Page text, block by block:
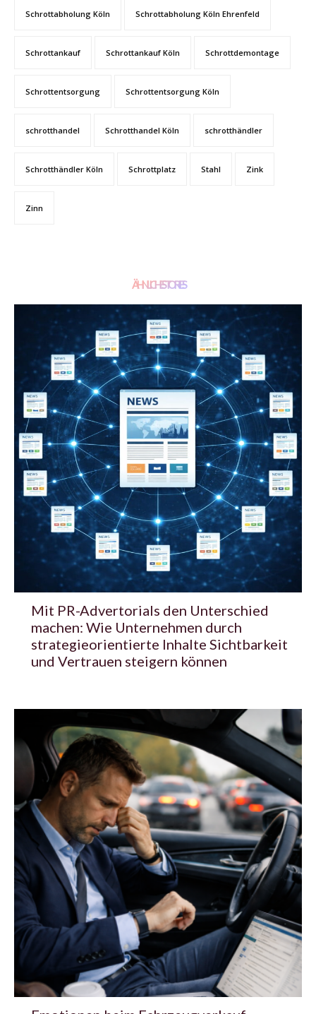
Schrottabholung Köln Schrottabholung Köln Ehrenfeld
Schrottankauf Schrottankauf Köln Schrottdemontage
Schrottentsorgung Schrottentsorgung Köln
schrotthandel Schrotthandel Köln schrotthändler
Schrotthändler Köln Schrottplatz Stahl Zink
Zinn
ÄHNLICHE STORIES
Mit PR-Advertorials den Unterschied
machen: Wie Unternehmen durch
strategieorientierte Inhalte Sichtbarkeit
und Vertrauen steigern können